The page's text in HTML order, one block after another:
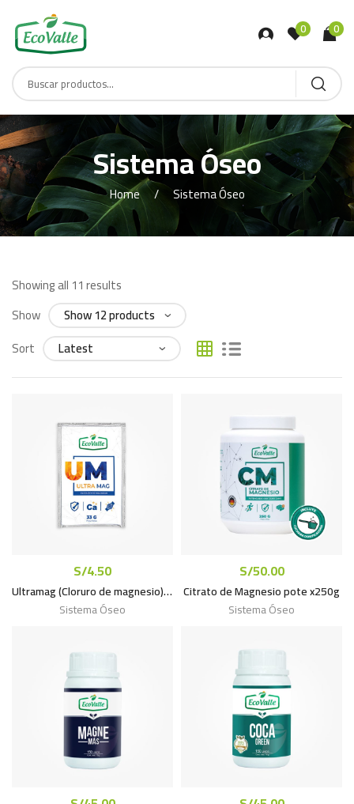
0 0
Sistema Óseo
Home Sistema Óseo
Showing all 11 results
Show
Sort
S/4.50
Ultramag (Cloruro de magnesio) cristalizado sachet x 33g
Sistema Óseo
S/50.00
Citrato de Magnesio pote x250g
Sistema Óseo